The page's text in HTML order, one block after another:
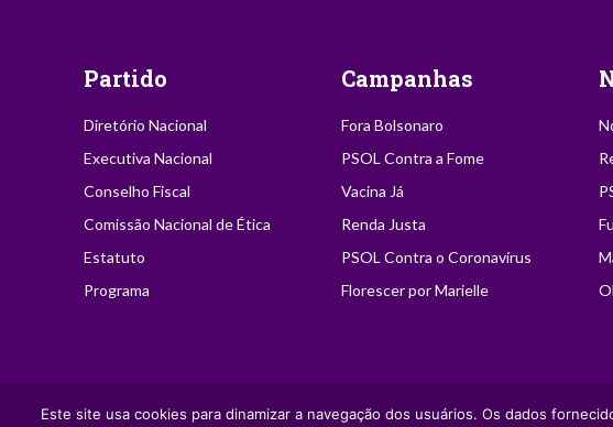
Partido
Diretório Nacional
Executiva Nacional
Conselho Fiscal
Comissão Nacional de Ética
Estatuto
Programa
Campanhas
Fora Bolsonaro
PSOL Contra a Fome
Vacina Já
Renda Justa
PSOL Contra o Coronavírus
Florescer por Marielle
fonte.
Este site usa cookies para dinamizar a navegação dos usuários. Os dados